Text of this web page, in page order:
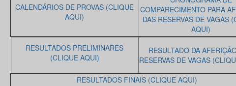
CALENDÁRIOS DE PROVAS (CLIQUE
AQUI)
COMPARECIMENTO PARA
DAS RESERVAS DE VAGAS
AQUI)
RESULTADOS PRELIMINARES
(CLIQUE AQUI)
RESULTADO DA
RESERVAS DE VAGAS
RESULTADOS FINAIS (CLIQUE AQUI)